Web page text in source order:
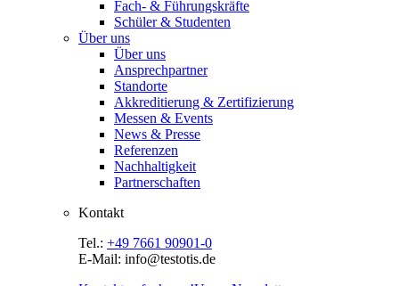
Fach- & Führungskräfte
Schüler & Studenten
Über uns
Über uns
Ansprechpartner
Standorte
Akkreditierung & Zertifizierung
Messen & Events
News & Presse
Referenzen
Nachhaltigkeit
Partnerschaften
Kontakt
Tel.: +49 7661 90901-0
E-Mail: info@testotis.de